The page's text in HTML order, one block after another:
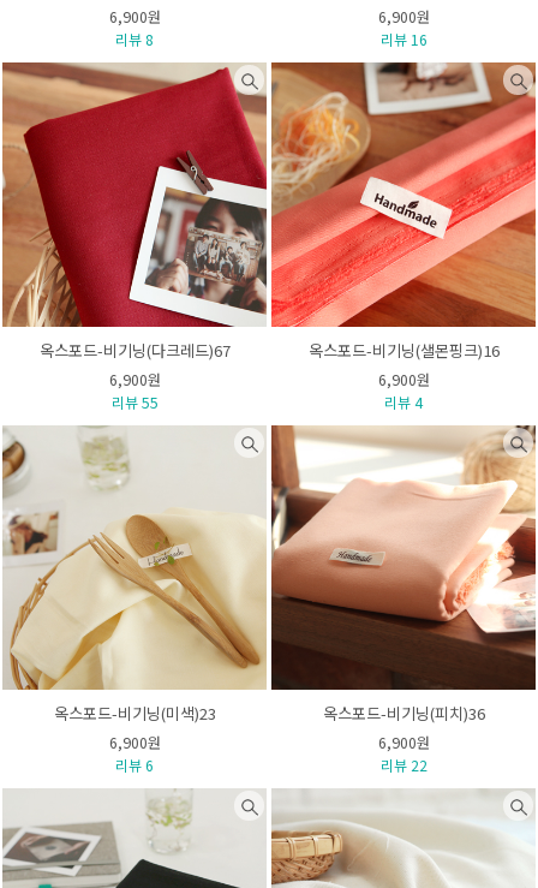
6,900원
리뷰 8
6,900원
리뷰 16
옥스포드-비기닝(다크레드)67
6,900원
리뷰 55
옥스포드-비기닝(샐몬핑크)16
6,900원
리뷰 4
옥스포드-비기닝(미색)23
6,900원
리뷰 6
옥스포드-비기닝(피치)36
6,900원
리뷰 22